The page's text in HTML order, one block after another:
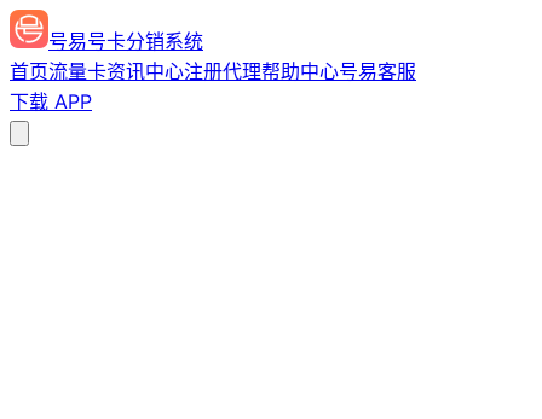
号易号卡分销系统
首页流量卡资讯中心注册代理帮助中心号易客服
下载 APP